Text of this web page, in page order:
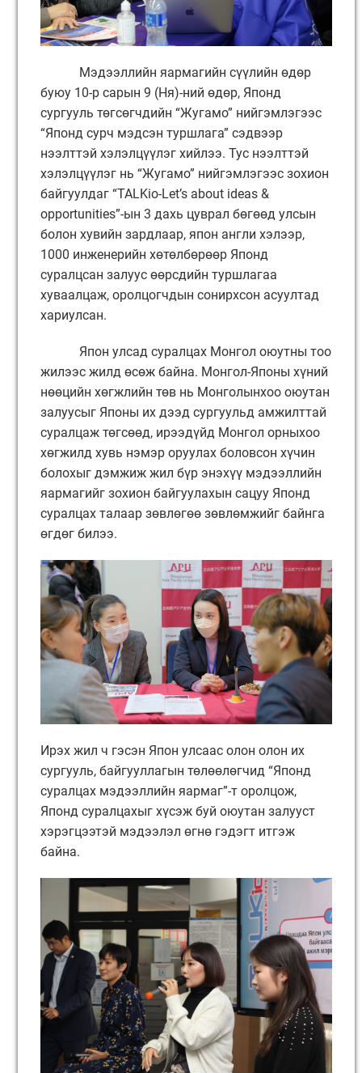
Мэдээллийн яармагийн сүүлийн өдөр
буюу 10-р сарын 9 (Ня)-ний өдөр, Японд
сургууль төгсөгчдийн “Жугамо” нийгэмлэгээс
“Японд сурч мэдсэн туршлага” сэдвээр
нээлттэй хэлэлцүүлэг хийлээ. Тус нээлттэй
хэлэлцүүлэг нь “Жугамо” нийгэмлэгээс зохион
байгуулдаг “TALKio-Let’s about ideas &
opportunities”-ын 3 дахь цуврал бөгөөд улсын
болон хувийн зардлаар, япон англи хэлээр,
1000 инженерийн хөтөлбөрөөр Японд
суралцсан залуус өөрсдийн туршлагаа
хуваалцаж, оролцогчдын сонирхсон асуултад
хариулсан.
Япон улсад суралцах Монгол оюутны тоо
жилээс жилд өсөж байна. Монгол-Японы хүний
нөөцийн хөгжлийн төв нь Монголынхоо оюутан
залуусыг Японы их дээд сургуульд амжилттай
суралцаж төгсөөд, ирээдүйд Монгол орныхоо
хөгжилд хувь нэмэр оруулах боловсон хүчин
болохыг дэмжиж жил бүр энэхүү мэдээллийн
яармагийг зохион байгуулахын сацуу Японд
суралцах талаар зөвлөгөө зөвлөмжийг байнга
өгдөг билээ.
Ирэх жил ч гэсэн Япон улсаас олон олон их
сургууль, байгууллагын төлөөлөгчид “Японд
суралцах мэдээллийн яармаг”-т оролцож,
Японд суралцахыг хүсэж буй оюутан залууст
хэрэгцээтэй мэдээлэл өгнө гэдэгт итгэж
байна.